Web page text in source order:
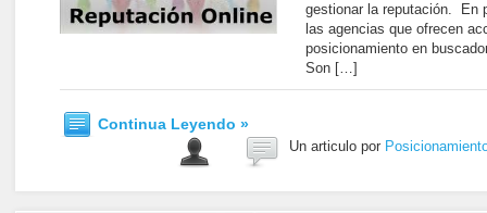
gestionar la reputación. En
las agencias que ofrecen
posicionamiento en
Son […]
Continua Leyendo »
Un articulo por